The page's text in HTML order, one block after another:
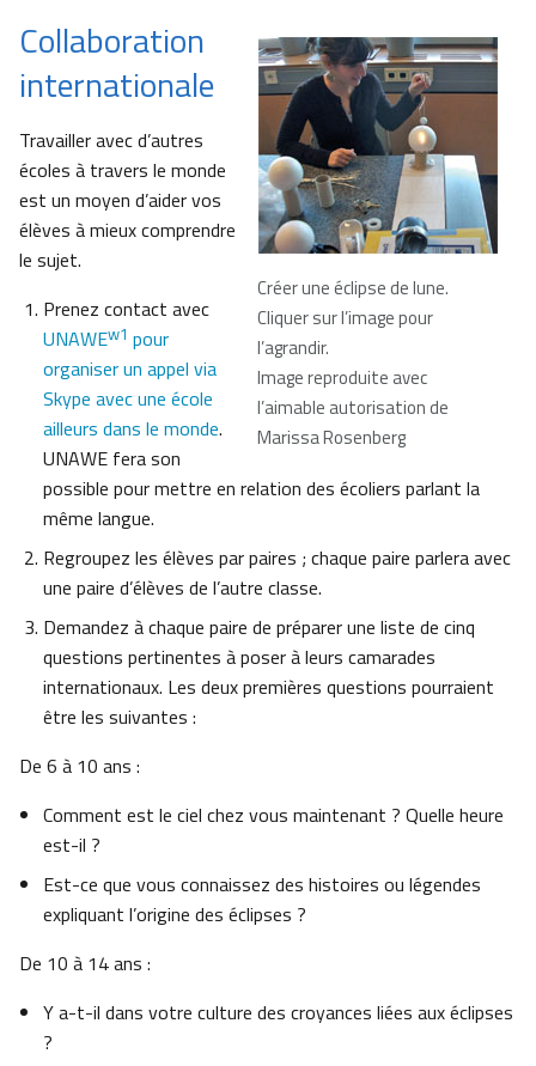
Créer une éclipse de lune.
Cliquer sur l’image pour
l’agrandir.
Image reproduite avec
l’aimable autorisation de
Marissa Rosenberg
Collaboration
internationale
Travailler avec d’autres
écoles à travers le monde
est un moyen d’aider vos
élèves à mieux comprendre
le sujet.
Prenez contact avec
UNAWEw1 pour
organiser un appel via
Skype avec une école
ailleurs dans le monde.
UNAWE fera son
possible pour mettre en relation des écoliers parlant la
même langue.
Regroupez les élèves par paires ; chaque paire parlera avec
une paire d’élèves de l’autre classe.
Demandez à chaque paire de préparer une liste de cinq
questions pertinentes à poser à leurs camarades
internationaux. Les deux premières questions pourraient
être les suivantes :
De 6 à 10 ans :
Comment est le ciel chez vous maintenant ? Quelle heure
est-il ?
Est-ce que vous connaissez des histoires ou légendes
expliquant l’origine des éclipses ?
De 10 à 14 ans :
Y a-t-il dans votre culture des croyances liées aux éclipses
?